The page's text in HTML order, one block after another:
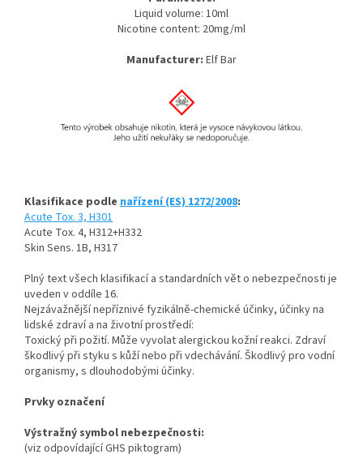
Liquid volume: 10ml
Nicotine content: 20mg/ml
Manufacturer: Elf Bar
Klasifikace podle nařízení (ES) 1272/2008:
Acute Tox. 3, H301
Acute Tox. 4, H312+H332
Skin Sens. 1B, H317
Plný text všech klasifikací a standardních vět o nebezpečnosti je
uveden v oddíle 16.
Nejzávažnější nepříznivé fyzikálně-chemické účinky, účinky na
lidské zdraví a na životní prostředí:
Toxický při požití. Může vyvolat alergickou kožní reakci. Zdraví
škodlivý při styku s kůží nebo při vdechávání. Škodlivý pro vodní
organismy, s dlouhodobými účinky.
Prvky označení
Výstražný symbol nebezpečnosti:
(viz odpovídající GHS piktogram)